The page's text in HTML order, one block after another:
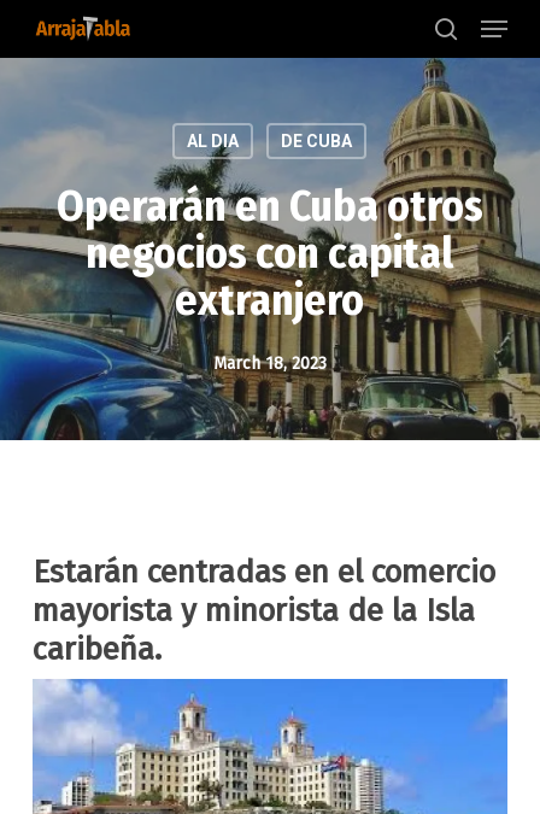
search
Menu
AL DIA DE CUBA
Operarán en Cuba otros
negocios con capital
extranjero
March 18, 2023
Estarán centradas en el comercio
mayorista y minorista de la Isla
caribeña.